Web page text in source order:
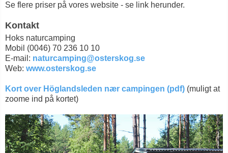
Se flere priser på vores website - se link herunder.
Kontakt
Hoks naturcamping
Mobil (0046) 70 236 10 10
E-mail: naturcamping@osterskog.se
Web: www.osterskog.se
Kort over Höglandsleden nær campingen (pdf) (muligt at
zoome ind på kortet)